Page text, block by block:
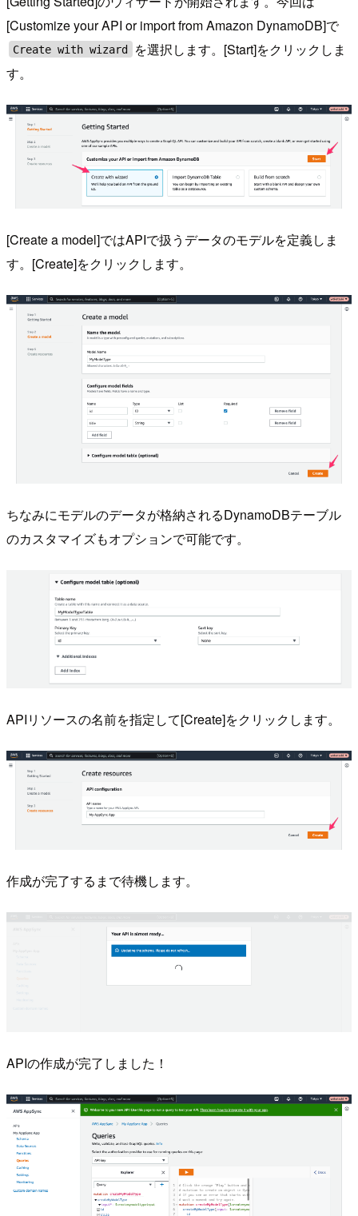
[Customize your API or import from Amazon DynamoDB]で
Create with wizard
を選択します。[Start]をクリックしま
す。
[Create a model]ではAPIで扱うデータのモデルを定義しま
す。[Create]をクリックします。
ちなみにモデルのデータが格納されるDynamoDBテーブル
のカスタマイズもオプションで可能です。
APIリソースの名前を指定して[Create]をクリックします。
作成が完了するまで待機します。
APIの作成が完了しました！